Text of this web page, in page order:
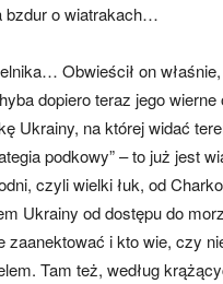
bzdur o wiatrakach…
Obwieścił on
dopiero teraz jego wierne
Ukrainy, na której widać
podkowy” – to już jest
czyli wielki łuk, od
Ukrainy od dostępu do
zaanektować i kto wie, czy
Tam też, według